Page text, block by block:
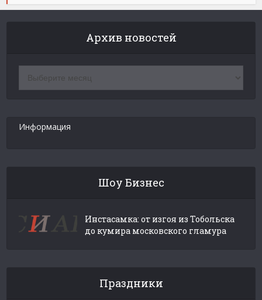
Архив новостей
новостей
Информация
Шоу Бизнес
Инстасамка: от изгоя из Тобольска
до кумира московского гламура
Праздники